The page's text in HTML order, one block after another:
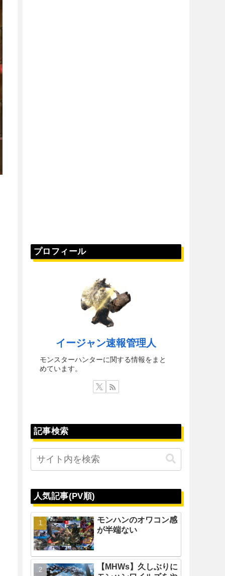
プロフィール
イージャン速報管理人
モンスターハンターに関する情報をまと
めています。
記事検索
人気記事(PV順)
モンハンのオワコン感
が半端ない
【MHWs】久しぶりに